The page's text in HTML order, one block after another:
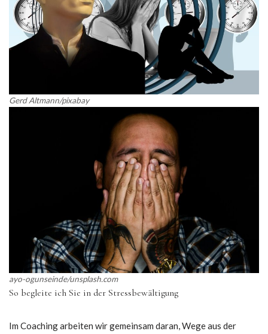
Gerd Altmann/pixabay
ayo-ogunseinde/unsplash.com
So begleite ich Sie in der Stressbewältigung
Im Coaching arbeiten wir gemeinsam daran, Wege aus der